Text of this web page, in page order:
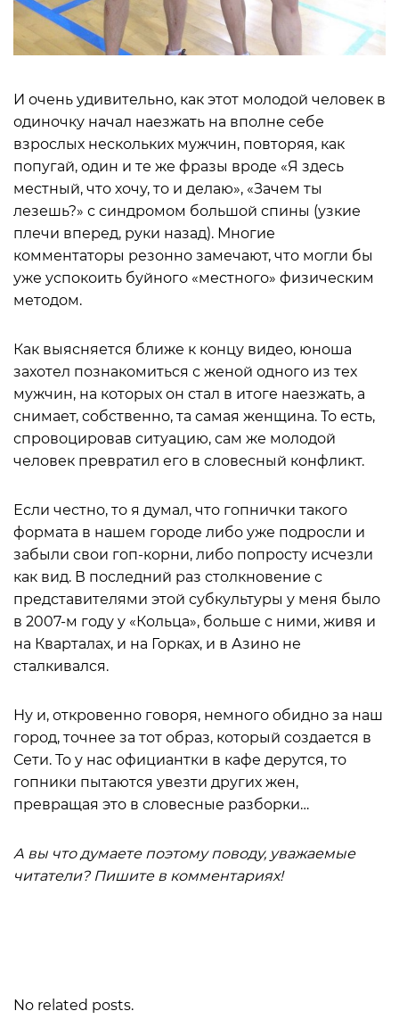
И очень удивительно, как этот молодой человек в
одиночку начал наезжать на вполне себе
взрослых нескольких мужчин, повторяя, как
попугай, один и те же фразы вроде «Я здесь
местный, что хочу, то и делаю», «Зачем ты
лезешь?» с синдромом большой спины (узкие
плечи вперед, руки назад). Многие
комментаторы резонно замечают, что могли бы
уже успокоить буйного «местного» физическим
методом.
Как выясняется ближе к концу видео, юноша
захотел познакомиться с женой одного из тех
мужчин, на которых он стал в итоге наезжать, а
снимает, собственно, та самая женщина. То есть,
спровоцировав ситуацию, сам же молодой
человек превратил его в словесный конфликт.
Если честно, то я думал, что гопнички такого
формата в нашем городе либо уже подросли и
забыли свои гоп-корни, либо попросту исчезли
как вид. В последний раз столкновение с
представителями этой субкультуры у меня было
в 2007-м году у «Кольца», больше с ними, живя и
на Кварталах, и на Горках, и в Азино не
сталкивался.
Ну и, откровенно говоря, немного обидно за наш
город, точнее за тот образ, который создается в
Сети. То у нас официантки в кафе дерутся, то
гопники пытаются увезти других жен,
превращая это в словесные разборки…
А вы что думаете поэтому поводу, уважаемые
читатели? Пишите в комментариях!
No related posts.